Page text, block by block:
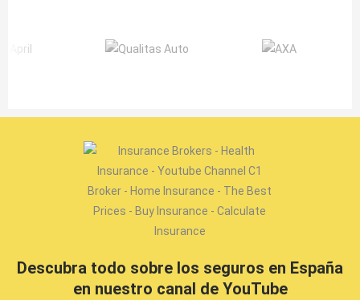
Descubra todo sobre los seguros en España
en nuestro canal de YouTube